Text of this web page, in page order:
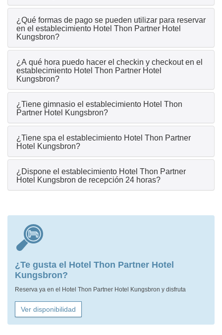
¿Qué formas de pago se pueden utilizar para reservar
en el establecimiento Hotel Thon Partner Hotel
Kungsbron?
¿A qué hora puedo hacer el checkin y checkout en el
establecimiento Hotel Thon Partner Hotel
Kungsbron?
¿Tiene gimnasio el establecimiento Hotel Thon
Partner Hotel Kungsbron?
¿Tiene spa el establecimiento Hotel Thon Partner
Hotel Kungsbron?
¿Dispone el establecimiento Hotel Thon Partner
Hotel Kungsbron de recepción 24 horas?
¿Te gusta el Hotel Thon Partner Hotel
Kungsbron?
Reserva ya en el Hotel Thon Partner Hotel Kungsbron y disfruta
Ver disponibilidad